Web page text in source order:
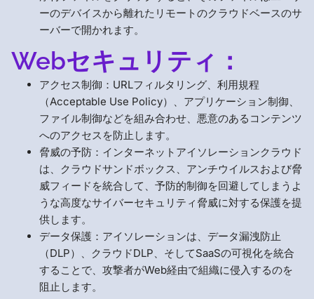
ーのデバイスから離れたリモートのクラウドベースのサ
ーバーで開かれます。
Webセキュリティ：
アクセス制御：URLフィルタリング、利用規程
（Acceptable Use Policy）、アプリケーション制御、
ファイル制御などを組み合わせ、悪意のあるコンテンツ
へのアクセスを防止します。
脅威の予防：インターネットアイソレーションクラウド
は、クラウドサンドボックス、アンチウイルスおよび脅
威フィードを統合して、予防的制御を回避してしまうよ
うな高度なサイバーセキュリティ脅威に対する保護を提
供します。
データ保護：アイソレーションは、データ漏洩防止
（DLP）、クラウドDLP、そしてSaaSの可視化を統合
することで、攻撃者がWeb経由で組織に侵入するのを
阻止します。